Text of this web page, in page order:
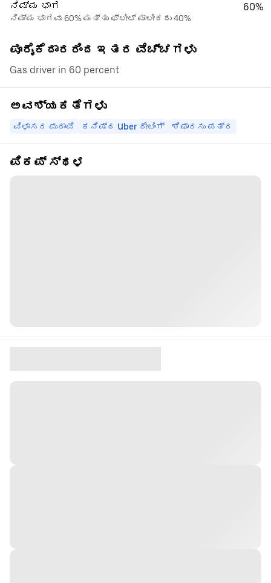
ನಿಮ್ಮ ಭಾಗ
ನಿಮ್ಮ ಭಾಗವು 60% ಮತ್ತು ಫ್ಲೀಟ್ ಮಾಲೀಕರು 40%
60%
ಪೂರೈಕೆದಾರರಿಂದ ಇತರ ವೆಚ್ಚಗಳು
Gas driver in 60 percent
ಅವಶ್ಯಕತೆಗಳು
ವಿಳಾಸದ ಪುರಾವೆ ಕನಿಷ್ಠ Uber ರೇಟಿಂಗ್ ಶಿಫಾರಸು ಪತ್ರ
ಪಿಕಪ್ ಸ್ಥಳ